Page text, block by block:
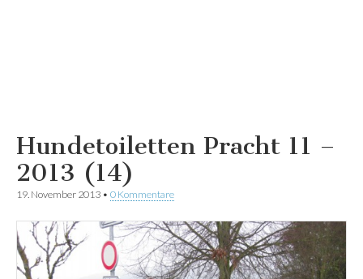
Hundetoiletten Pracht 11 –
2013 (14)
19. November 2013 • 0 Kommentare